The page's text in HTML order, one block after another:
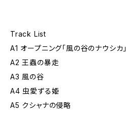
Track List
A1 オープニング「風の谷のナウシカ」
A2 王蟲の暴走
A3 風の谷
A4 虫愛ずる姫
A5 クシャナの侵略